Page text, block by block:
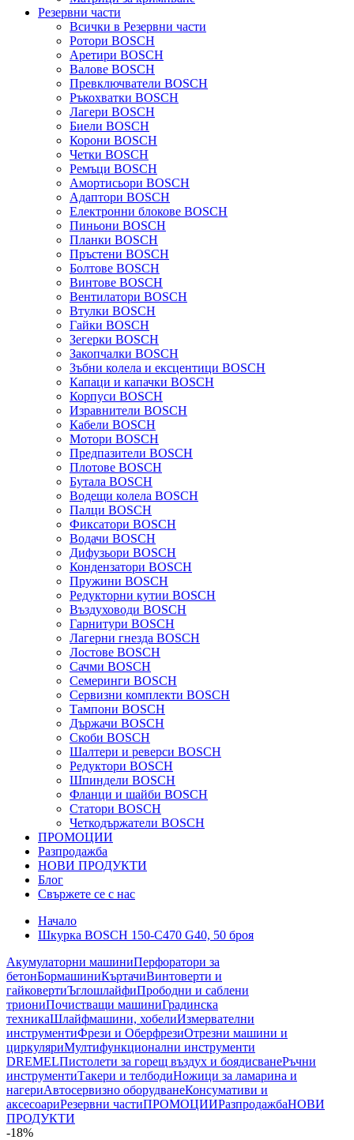
Резервни части
Всички в Резервни части
Ротори BOSCH
Аретири BOSCH
Валове BOSCH
Превключватели BOSCH
Ръкохватки BOSCH
Лагери BOSCH
Биели BOSCH
Корони BOSCH
Четки BOSCH
Ремъци BOSCH
Амортисьори BOSCH
Адаптори BOSCH
Електронни блокове BOSCH
Пиньони BOSCH
Планки BOSCH
Пръстени BOSCH
Болтове BOSCH
Винтове BOSCH
Вентилатори BOSCH
Втулки BOSCH
Гайки BOSCH
Зегерки BOSCH
Закопчалки BOSCH
Зъбни колела и ексцентици BOSCH
Капаци и капачки BOSCH
Корпуси BOSCH
Изравнители BOSCH
Кабели BOSCH
Мотори BOSCH
Предпазители BOSCH
Плотове BOSCH
Бутала BOSCH
Водещи колела BOSCH
Палци BOSCH
Фиксатори BOSCH
Водачи BOSCH
Дифузьори BOSCH
Кондензатори BOSCH
Пружини BOSCH
Редукторни кутии BOSCH
Въздуховоди BOSCH
Гарнитури BOSCH
Лагерни гнезда BOSCH
Лостове BOSCH
Сачми BOSCH
Семеринги BOSCH
Сервизни комплекти BOSCH
Тампони BOSCH
Държачи BOSCH
Скоби BOSCH
Шалтери и реверси BOSCH
Редуктори BOSCH
Шпиндели BOSCH
Фланци и шайби BOSCH
Статори BOSCH
Четкодържатели BOSCH
ПРОМОЦИИ
Разпродажба
НОВИ ПРОДУКТИ
Блог
Свържете се с нас
Начало
Шкурка BOSCH 150-C470 G40, 50 броя
Акумулаторни машиниПерфоратори за
бетонБормашиниКъртачиВинтоверти и
гайковертиЪглошлайфиПрободни и саблени
триониПочистващи машиниГрадинска
техникаШлайфмашини, хобелиИзмервателни
инструментиФрези и ОберфрезиОтрезни машини и
циркуляриМултифункционални инструменти
DREMELПистолети за горещ въздух и боядисванеРъчни
инструментиТакери и телбодиНожици за ламарина и
нагериАвтосервизно оборудванеКонсумативи и
аксесоариРезервни частиПРОМОЦИИРазпродажбаНОВИ
ПРОДУКТИ
-18%